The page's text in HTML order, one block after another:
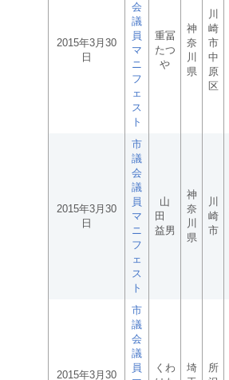
2015年3月30
日
会
議
員
マ
ニ
フ
ェ
ス
ト
重冨
たつ
や
神
奈
川
県
川
崎
市
中
原
区
2015年3月30
日
市
議
会
議
員
マ
ニ
フ
ェ
ス
ト
山
田
益男
神
奈
川
県
川
崎
市
2015年3月30
市
議
会
議
員
くわ
埼
所